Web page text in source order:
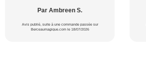
Par Ambreen S.
Avis publié, suite à une commande passée sur
Berceaumagique.com le 18/07/2026